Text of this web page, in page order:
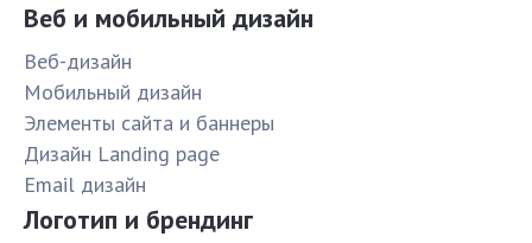
Веб и мобильный дизайн
Веб-дизайн
Мобильный дизайн
Элементы сайта и баннеры
Дизайн Landing page
Email дизайн
Логотип и брендинг